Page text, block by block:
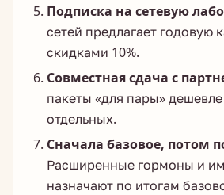
Подписка на сетевую
сетей предлагает годовую
скидками 10%.
Совместная сдача с
пакеты «для пары»
отдельных.
Сначала базовое, потом
Расширенные гормоны и
назначают по итогам